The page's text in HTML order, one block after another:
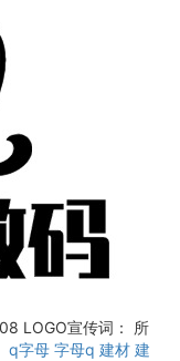
LOGO宣传词：
所
q字母 字母q 建材 建